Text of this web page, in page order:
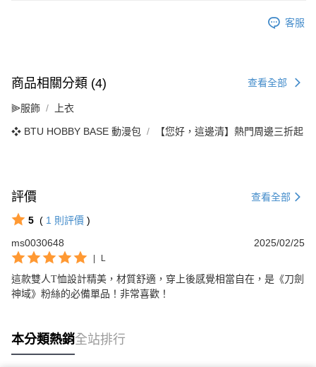
客服
商品相關分類 (4) 查看全部
⫸服飾 上衣
❖ BTU HOBBY BASE 動漫包 【您好，這邊清】熱門周邊三折起
評價 查看全部
5 ( 1 則評價 )
ms0030648
2025/02/25
L
這款雙人T恤設計精美，材質舒適，穿上後感覺相當自在，是《刀劍
神域》粉絲的必備單品！非常喜歡！
本分類熱銷全站排行